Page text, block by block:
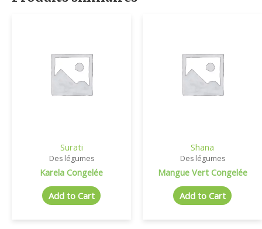
Surati
Des légumes
Karela Congelée
Add to Cart
Shana
Des légumes
Mangue Vert Congelée
Add to Cart